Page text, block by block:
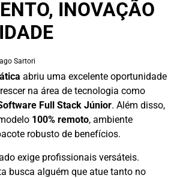
INOVAÇÃO
Sartori
abriu uma excelente oportunidade
na área de tecnologia como
Full Stack Júnior. Além disso,
100% remoto, ambiente
robusto de benefícios.
exige profissionais versáteis.
busca alguém que atue tanto no